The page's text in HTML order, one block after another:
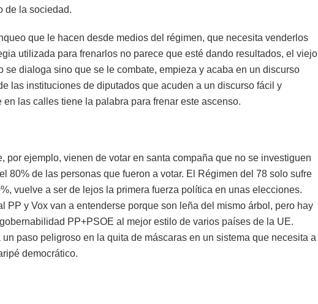
de la sociedad.
que le hacen desde medios del régimen, que necesita venderlos
utilizada para frenarlos no parece que esté dando resultados, el viejo
se dialoga sino que se le combate, empieza y acaba en un discurso
las instituciones de diputados que acuden a un discurso fácil y
las calles tiene la palabra para frenar este ascenso.
por ejemplo, vienen de votar en santa compaña que no se investiguen
80% de las personas que fueron a votar. El Régimen del 78 solo sufre
vuelve a ser de lejos la primera fuerza política en unas elecciones.
PP y Vox van a entenderse porque son leña del mismo árbol, pero hay
PP+PSOE al mejor estilo de varios países de la UE.
paso peligroso en la quita de máscaras en un sistema que necesita a
democrático.